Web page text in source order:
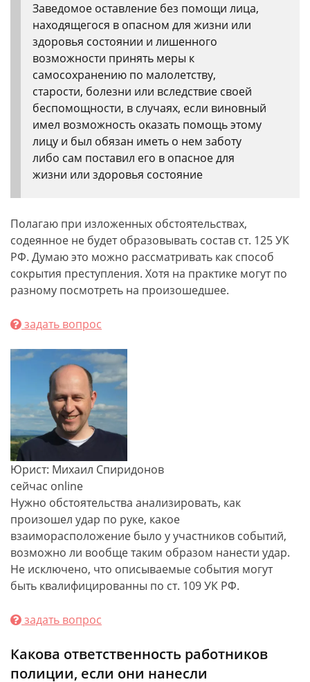
Заведомое оставление без помощи лица,
находящегося в опасном для жизни или
здоровья состоянии и лишенного
возможности принять меры к
самосохранению по малолетству,
старости, болезни или вследствие своей
беспомощности, в случаях, если виновный
имел возможность оказать помощь этому
лицу и был обязан иметь о нем заботу
либо сам поставил его в опасное для
жизни или здоровья состояние
Полагаю при изложенных обстоятельствах,
содеянное не будет образовывать состав ст. 125 УК
РФ. Думаю это можно рассматривать как способ
сокрытия преступления. Хотя на практике могут по
разному посмотреть на произошедшее.
задать вопрос
Юрист: Михаил Спиридонов
сейчас online
Нужно обстоятельства анализировать, как
произошел удар по руке, какое
взаиморасположение было у участников событий,
возможно ли вообще таким образом нанести удар.
Не исключено, что описываемые события могут
быть квалифицированны по ст. 109 УК РФ.
задать вопрос
Какова ответственность работников
полиции, если они нанесли